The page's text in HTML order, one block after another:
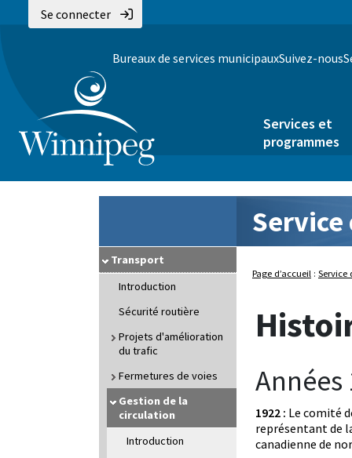
Se connecter
Bureaux de services municipauxSuivez-nous
Services et
programmes
Transport
Introduction
Sécurité routière
Projets d'amélioration
du trafic
Fermetures de voies
Gestion de la
circulation
Introduction
Page d’accueil : Service
Années
1922 : Le comité
représentant de
canadienne de